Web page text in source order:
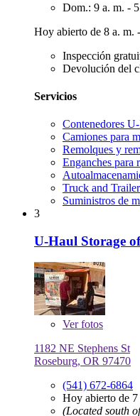
Dom.: 9 a. m. -
Hoy abierto de 8 a. m.
Inspección
Devolución del
Servicios
Contenedores
Camiones para
Remolques y
Enganches para
Truck and
Suministros de
3
U-Haul Storage
Verfotos
1182 NE Stephens St
Roseburg, OR 97470
(541) 672-6864
Hoy abierto de
(Located south